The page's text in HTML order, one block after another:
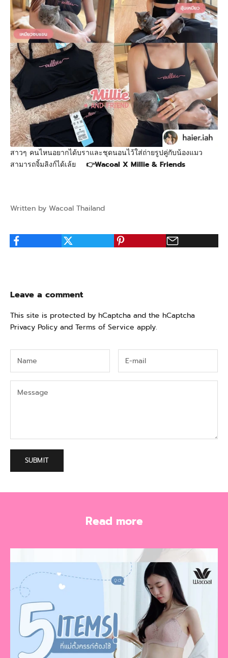
สาวๆ คนไหนอยากได้บราและชุดนอนไว้ใส่ถ่ายรูปคู่กับน้องแมว
สามารถจิ้มลิงก์ได้เล้ย 👉Wacoal X Millie & Friends
Written by Wacoal Thailand
Leave a comment
This site is protected by hCaptcha and the hCaptcha
Privacy Policy and Terms of Service apply.
SUBMIT
Read more